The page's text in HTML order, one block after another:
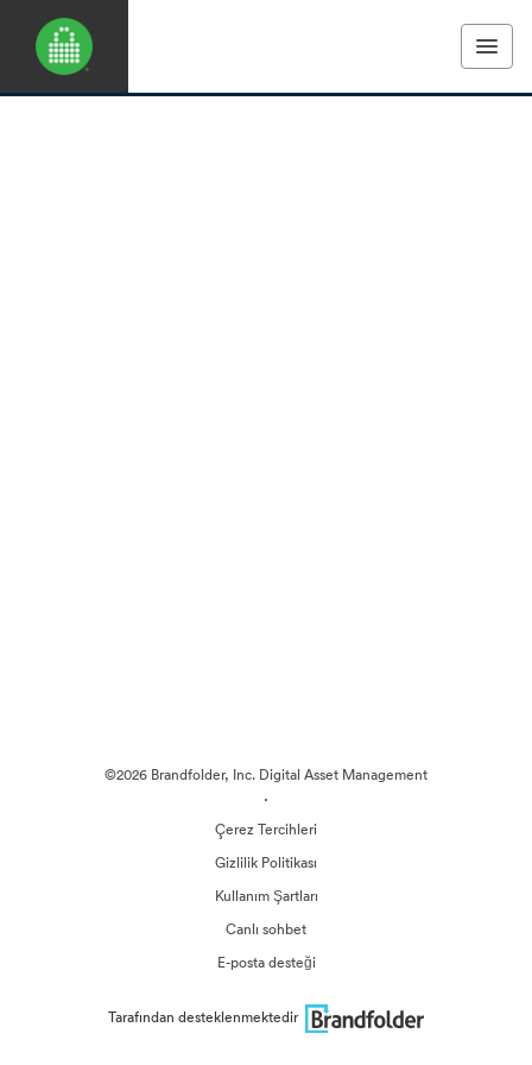
©2026 Brandfolder, Inc. Digital Asset Management
·
Çerez Tercihleri
Gizlilik Politikası
Kullanım Şartları
Canlı sohbet
E-posta desteği
Tarafından desteklenmektedir